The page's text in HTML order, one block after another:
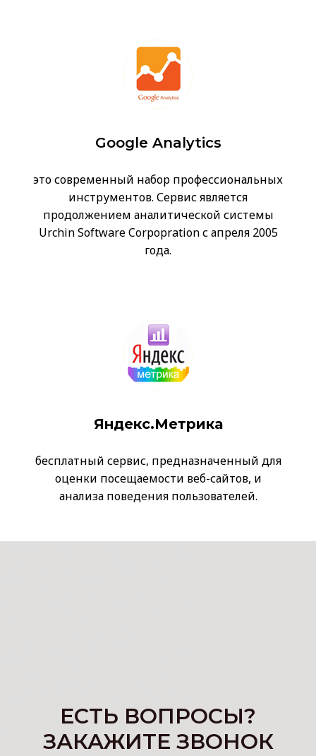
Google Analytics
это современный набор профессиональных
инструментов. Сервис является
продолжением аналитической системы
Urchin Software Corpopration с апреля 2005
года.
Яндекс.Метрика
бесплатный сервис, предназначенный для
оценки посещаемости веб-сайтов, и
анализа поведения пользователей.
ЕСТЬ ВОПРОСЫ?
ЗАКАЖИТЕ ЗВОНОК